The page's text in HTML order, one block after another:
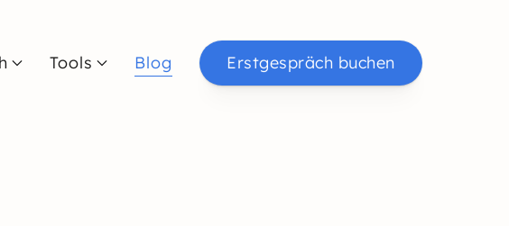
Tools Blog Erstgespräch buchen